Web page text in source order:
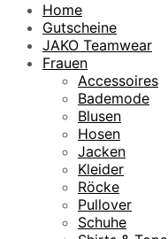
Home
Gutscheine
JAKO Teamwear
Frauen
Accessoires
Bademode
Blusen
Hosen
Jacken
Kleider
Röcke
Pullover
Schuhe